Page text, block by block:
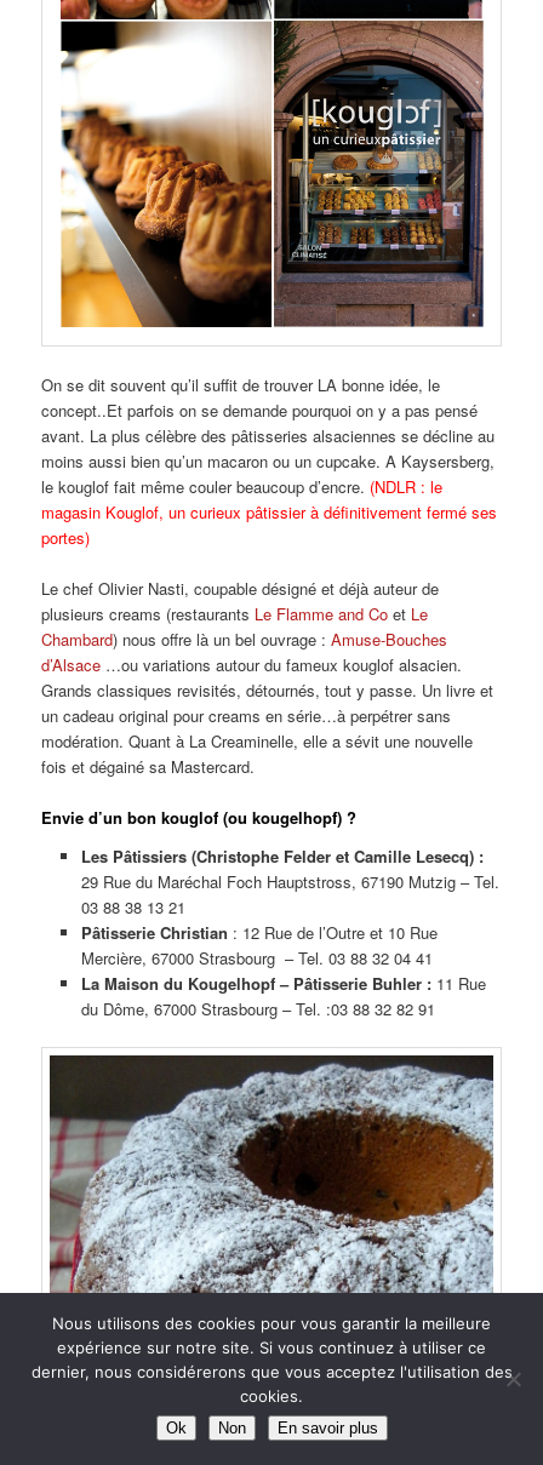
On se dit souvent qu’il suffit de trouver LA bonne idée, le
concept..Et parfois on se demande pourquoi on y a pas pensé
avant. La plus célèbre des pâtisseries alsaciennes se décline au
moins aussi bien qu’un macaron ou un cupcake. A Kaysersberg,
le kouglof fait même couler beaucoup d’encre. (NDLR : le
magasin Kouglof, un curieux pâtissier à définitivement fermé ses
portes)
Le chef Olivier Nasti, coupable désigné et déjà auteur de
plusieurs creams (restaurants Le Flamme andCoet Le
Chambard) nous offre là un bel ouvrage :Amuse-Bouches
d’Alsace …ou variations autour du fameux kouglof alsacien.
Grands classiques revisités, détournés, tout y passe. Un livre et
un cadeau original pour creams en série…à perpétrer sans
modération. Quant à La Creaminelle, elle a sévit une nouvelle
fois et dégainé sa Mastercard.
Envie d’un bon kouglof (ou kougelhopf) ?
Les Pâtissiers (Christophe Felder et Camille Lesecq) :
29 Rue du Maréchal Foch Hauptstross, 67190 Mutzig – Tel.
03 88 38 13 21
Pâtisserie Christian : 12 Rue de l’Outre et 10 Rue
Mercière, 67000 Strasbourg – Tel. 03 88 32 04 41
La Maison du Kougelhopf – Pâtisserie Buhler : 11 Rue
du Dôme, 67000 Strasbourg – Tel. :03 88 32 82 91
Nous utilisons des cookies pour vous garantir la meilleure
expérience sur notre site. Si vous continuez à utiliser ce
dernier, nous considérerons que vous acceptez l'utilisation des
cookies.
Ok Non En savoir plus